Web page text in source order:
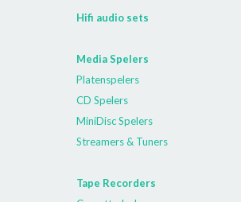
Hifi audio sets
Media Spelers
Platenspelers
CD Spelers
MiniDisc Spelers
Streamers & Tuners
Tape Recorders